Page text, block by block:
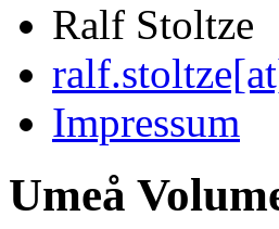
Ralf Stoltze
Impressum
Umeå